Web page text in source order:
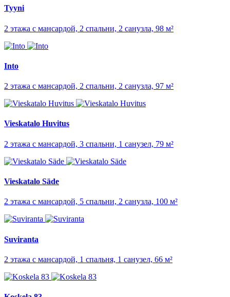
Tyyni
2 этажа с мансардой, 2 спальни, 2 санузла, 98 м²
Into
2 этажа с мансардой, 2 спальни, 2 санузла, 97 м²
Vieskatalo Huvitus
2 этажа с мансардой, 3 спальни, 1 санузел, 79 м²
Vieskatalo Säde
2 этажа с мансардой, 5 спальни, 2 санузла, 100 м²
Suviranta
2 этажа с мансардой, 1 спальня, 1 санузел, 66 м²